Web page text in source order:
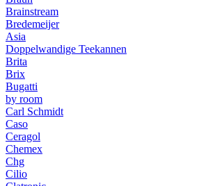
Brainstream
Bredemeijer
Asia
Doppelwandige Teekannen
Brita
Brix
Bugatti
by room
Carl Schmidt
Caso
Ceragol
Chemex
Chg
Cilio